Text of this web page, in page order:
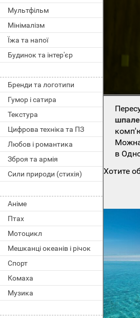
Мультфільм
Мінімалізм
Їжа та напої
Будинок та інтер'єр
Бренди та логотипи
Гумор і сатира
Текстура
Цифрова техніка та ПЗ
Любов і романтика
Зброя та армія
Сили природи (стихія)
Аніме
Птах
Мотоцикл
Мешканці океанів і річок
Спорт
Комаха
Музика
Можна
в
Хотите